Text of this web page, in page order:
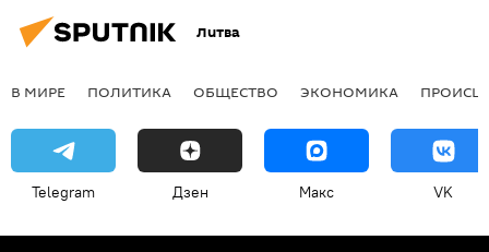
Литва
В МИРЕ ПОЛИТИКА ОБЩЕСТВО ЭКОНОМИКА
Telegram Дзен Макс VK